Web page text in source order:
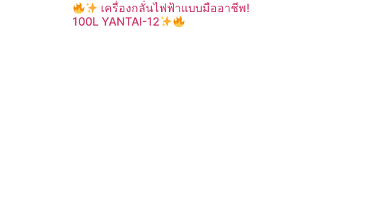
เครื่องกลั่นไฟฟ้าแบบมืออาชีพ!
100L YANTAI-12